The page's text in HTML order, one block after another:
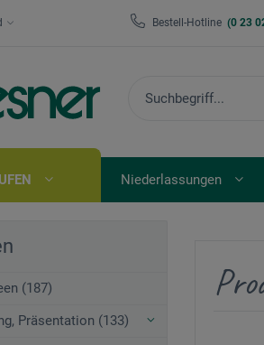
Bestell-Hotline (0 23
Niederlassungen
(187)
Präsentation (133)